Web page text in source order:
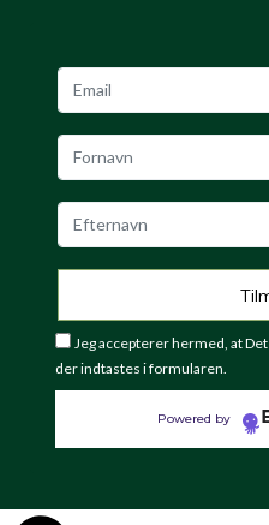
Jeg accepterer hermed, at
der indtastes i formularen.
Powered by